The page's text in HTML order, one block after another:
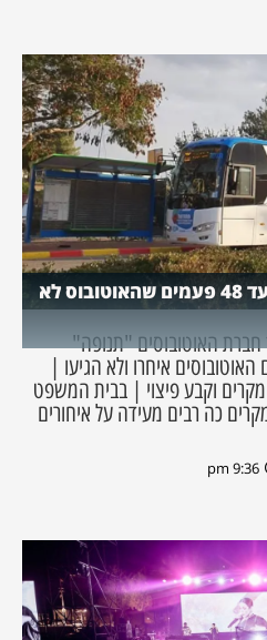
שערוריית תנופה: נוסע תיעד 48 פעמים שהאוטובוס לא
חברת האוטובוסים "תנופה"
מקרים בהם האוטובוסים איחרו ולא הגיעו |
הוא תבע, השופט האמין ל-23 מקרים וקבע פיצוי | בבית המשפט
כה רבים מעידה על איחורים
9:36 pm